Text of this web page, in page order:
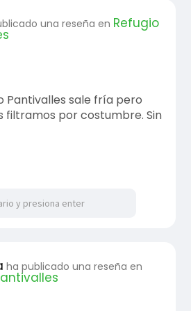
una reseña en Refugio
Pantivalles sale fría pero
filtramos por costumbre. Sin
ha publicado una reseña en